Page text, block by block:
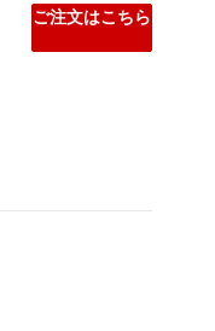
ご注文はこちら